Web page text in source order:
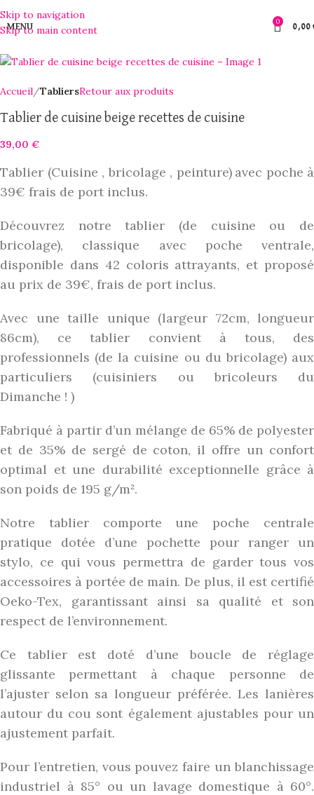
Skip to navigation
Skip to main content
MENU
0
0,00
Accueil TabliersRetour aux produits
Tablier de cuisine beige recettes de cuisine
39,00 €
Tablier (Cuisine , bricolage , peinture) avec poche à
39€ frais de port inclus.
Découvrez notre tablier (de cuisine ou de
bricolage), classique avec poche ventrale,
disponible dans 42 coloris attrayants, et proposé
au prix de 39€, frais de port inclus.
Avec une taille unique (largeur 72cm, longueur
86cm), ce tablier convient à tous, des
professionnels (de la cuisine ou du bricolage) aux
particuliers (cuisiniers ou bricoleurs du
Dimanche ! )
Fabriqué à partir d’un mélange de 65% de polyester
et de 35% de sergé de coton, il offre un confort
optimal et une durabilité exceptionnelle grâce à
son poids de 195 g/m².
Notre tablier comporte une poche centrale
pratique dotée d’une pochette pour ranger un
stylo, ce qui vous permettra de garder tous vos
accessoires à portée de main. De plus, il est certifié
Oeko-Tex, garantissant ainsi sa qualité et son
respect de l’environnement.
Ce tablier est doté d’une boucle de réglage
glissante permettant à chaque personne de
l’ajuster selon sa longueur préférée. Les lanières
autour du cou sont également ajustables pour un
ajustement parfait.
Pour l’entretien, vous pouvez faire un blanchissage
industriel à 85° ou un lavage domestique à 60°.